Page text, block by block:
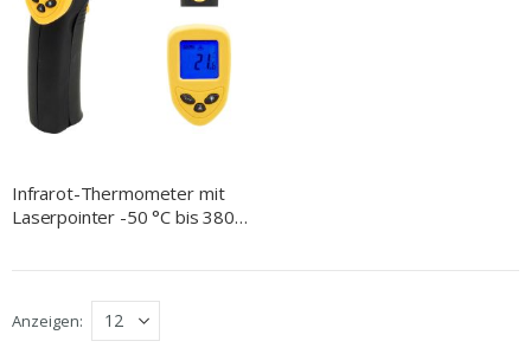
Infrarot-Thermometer mit
Laserpointer -50 °C bis 380
Anzeigen